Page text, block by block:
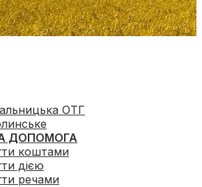
ОТГ
ДОПОМОГА
коштами
дією
речами